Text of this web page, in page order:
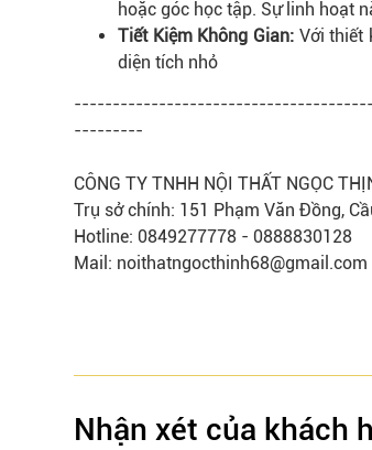
hoặc góc học tập. Sự linh hoạt
Tiết Kiệm Không Gian: Với thiết
diện tích nhỏ
---------
CÔNG TY TNHH NỘI THẤT NGỌC
Trụ sở chính: 151 Phạm Văn Đồng,
Hotline: 0849277778 - 0888830128
Mail: noithatngocthinh68@gmail.com
Nhận xét của khách